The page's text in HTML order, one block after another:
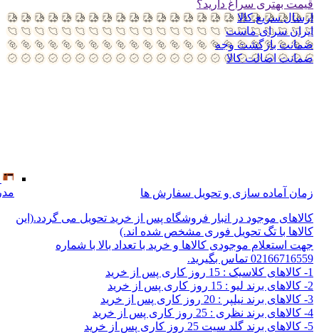
قیمت بهتری سراغ دارید؟
ارسال سریع کالا
ایران سرای ماست
ضمانت بازگشت وجه
ضمانت اضالت کالا
زمان آماده سازی و تحویل سفارش ها
کالاهای موجود در انبار فروشگاه پس از خرید تحویل می گردد.(این
کالاها با تگ تحویل فوری مشخص شده اند.)
جهت استعلام موجودی کالاها و خرید با تعداد بالا با شماره
02166716559 تماس بگیرید.
1- کالاهای کلاسیک : 15 روز کاری پس از خرید
2- کالاهای برند لیو : 15 روز کاری پس از خرید
3- کالاهای برند نیلپر : 20 روز کاری پس از خرید
4- کالاهای برند نظری : 25 روز کاری پس از خرید
5- کالاهای برند گلد سیت 25 روز کاری پس از خرید